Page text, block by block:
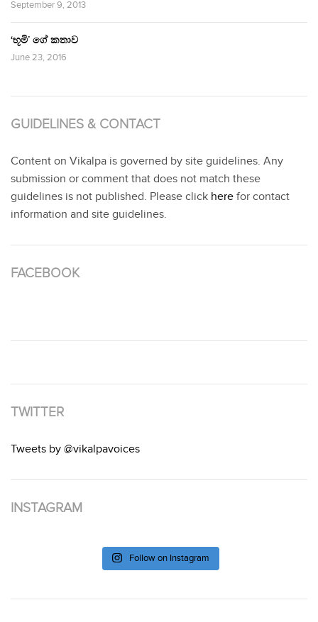
September 9, 2013
‘භූමි’ ගේ කතාව
June 23, 2016
GUIDELINES & CONTACT
Content on Vikalpa is governed by site guidelines. Any
submission or comment that does not match these
guidelines is not published. Please click here for contact
information and site guidelines.
FACEBOOK
TWITTER
Tweets by @vikalpavoices
INSTAGRAM
Follow on Instagram